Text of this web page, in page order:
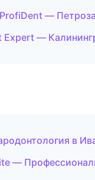
—
Expert —
в
—